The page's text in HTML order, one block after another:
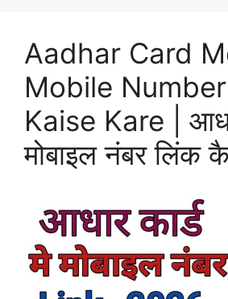
Aadhar Card
Mobile
Kaise Kare |
मोबाइल नंबर लिंक